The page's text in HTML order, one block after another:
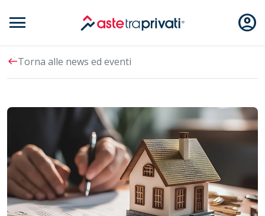
menu Aste account_circle
westTorna alle news ed eventi